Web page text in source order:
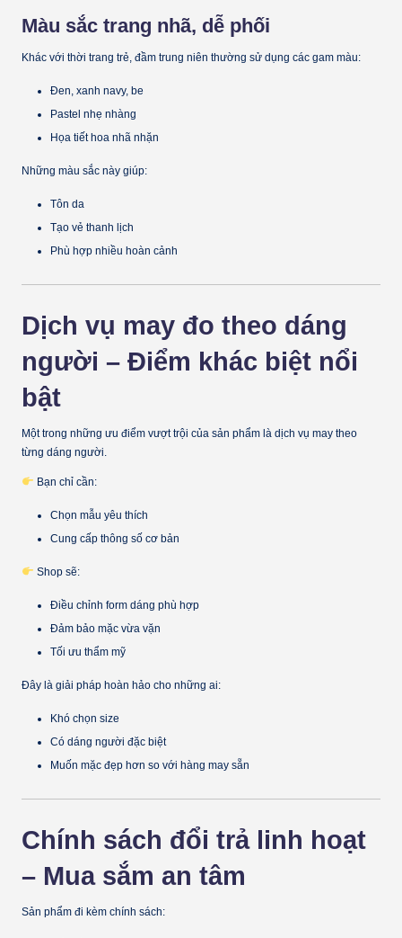
Màu sắc trang nhã, dễ phối
Khác với thời trang trẻ, đầm trung niên thường sử dụng các gam màu:
Đen, xanh navy, be
Pastel nhẹ nhàng
Họa tiết hoa nhã nhặn
Những màu sắc này giúp:
Tôn da
Tạo vẻ thanh lịch
Phù hợp nhiều hoàn cảnh
Dịch vụ may đo theo dáng
người – Điểm khác biệt nổi
bật
Một trong những ưu điểm vượt trội của sản phẩm là dịch vụ may theo
từng dáng người
Bạn chỉ cần:
Chọn mẫu yêu thích
Cung cấp thông số cơ bản
Shop sẽ:
Điều chỉnh form dáng phù hợp
Đảm bảo mặc vừa vặn
Tối ưu thẩm mỹ
Đây là giải pháp hoàn hảo cho những ai:
Khó chọn size
Có dáng người đặc biệt
Muốn mặc đẹp hơn so với hàng may sẵn
Chính sách đổi trả linh hoạt
– Mua sắm an tâm
Sản phẩm đi kèm chính sách: